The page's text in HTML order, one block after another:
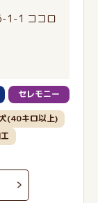
1-1 ココロ
セレモニー
(40キロ以上)